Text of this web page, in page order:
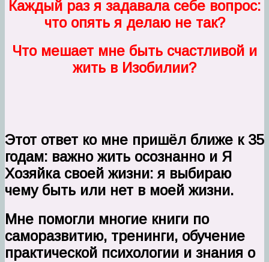
Каждый раз я задавала себе вопрос:
что опять я делаю не так?
Что мешает мне быть счастливой и
жить в Изобилии?
Этот ответ ко мне пришёл ближе к 35
годам: важно жить осознаннои Я
Хозяйка своей жизни: я выбираю
чему быть или нет в моей жизни.
Мне помогли многие книги по
саморазвитию, тренинги, обучение
практической психологии и знания о